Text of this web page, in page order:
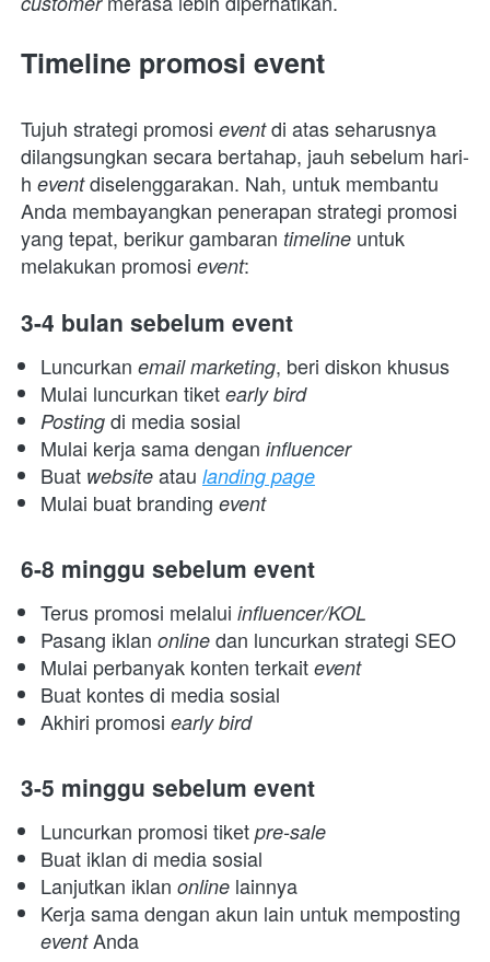
Timeline promosi event
Tujuh strategi promosi event di atas seharusnya
dilangsungkan secara bertahap, jauh sebelum hari-
h event diselenggarakan. Nah, untuk membantu
Anda membayangkan penerapan strategi promosi
yang tepat, berikur gambaran timeline untuk
melakukan promosi event:
3-4 bulan sebelum event
Luncurkan email marketing, beri diskon khusus
Mulai luncurkan tiket early bird
Posting di media sosial
Mulai kerja sama dengan influencer
Buat website atau landing page
Mulai buat branding event
6-8 minggu sebelum event
Terus promosi melalui influencer/KOL
Pasang iklan online dan luncurkan strategi SEO
Mulai perbanyak konten terkait event
Buat kontes di media sosial
Akhiri promosi early bird
3-5 minggu sebelum event
Luncurkan promosi tiket pre-sale
Buat iklan di media sosial
Lanjutkan iklan online lainnya
event Anda